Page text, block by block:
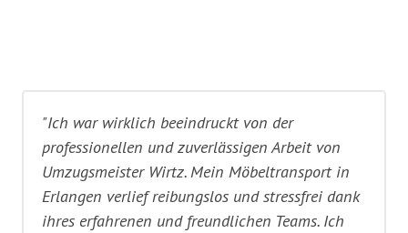
"Ich war wirklich beeindruckt von der
professionellen und zuverlässigen Arbeit von
Umzugsmeister Wirtz. Mein Möbeltransport in
Erlangen verlief reibungslos und stressfrei dank
ihres erfahrenen und freundlichen Teams. Ich